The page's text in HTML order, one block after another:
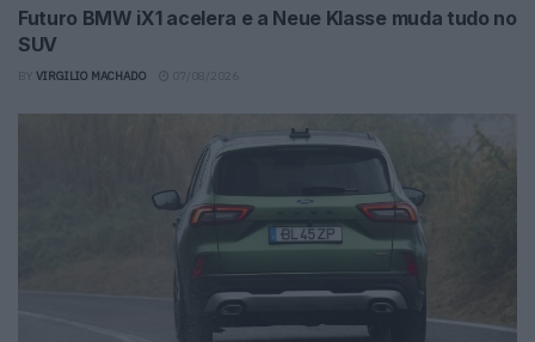
Futuro BMW iX1 acelera e a Neue Klasse muda tudo no
SUV
VIRGILIO MACHADO